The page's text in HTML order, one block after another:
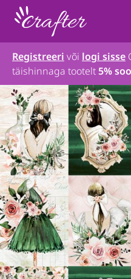
Registreeri või logi sisse
täishinnaga tootelt5%